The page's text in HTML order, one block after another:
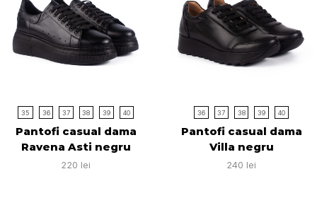
35 36 37 38 39 40
Pantofi casual dama
Ravena Asti negru
220 lei
36 37 38 39 40
Pantofi casual dama
Villa negru
240 lei